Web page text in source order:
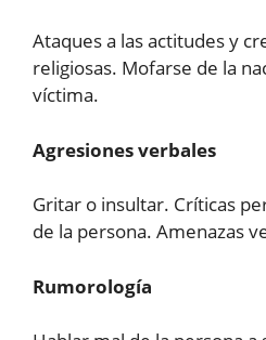
Ataques a las actitudes y
religiosas. Mofarse de la
víctima.
Agresiones verbales
Gritar o insultar. Críticas
de la persona. Amenazas
Rumorología